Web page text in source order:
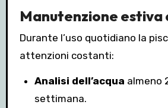
Manutenzione
Durante l’uso quotidiano la
attenzioni costanti:
Analisi dell’acqua almeno
settimana.